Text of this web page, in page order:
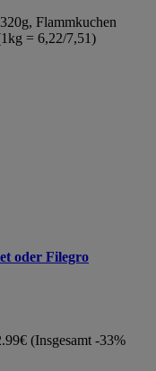
Flammkuchen
= 6,22/7,51)
oder Filegro
(Insgesamt -33%